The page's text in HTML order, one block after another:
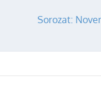
Sorozat: